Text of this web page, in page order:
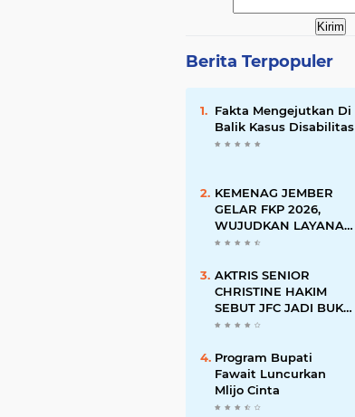
Berita Terpopuler
Fakta Mengejutkan Di
Balik Kasus Disabilitas
KEMENAG JEMBER
GELAR FKP 2026,
WUJUDKAN LAYANAN
BERSINAR DAN
AKTRIS SENIOR
CHRISTINE HAKIM
SEBUT JFC JADI BUKTI
KREATIVITAS ANAK
Program Bupati
Fawait Luncurkan
Mlijo Cinta